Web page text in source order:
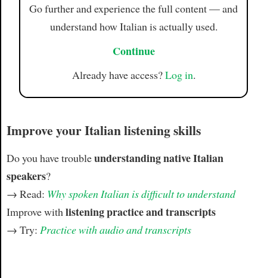
Go further and experience the full content — and
understand how Italian is actually used.
Continue
Already have access?Log in.
Improve your Italian listening skills
Do you have troubleunderstanding native Italian
speakers?
→ Read: Why spoken Italian is difficult to understand
Improve with listening practice and transcripts
→ Try: Practice with audio and transcripts